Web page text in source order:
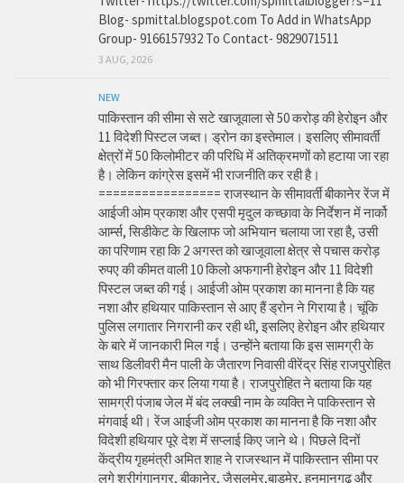
Blog- spmittal.blogspot.com To Add in WhatsApp
Group- 9166157932 To Contact- 9829071511
3 AUG, 2026
NEW
पाकिस्तान की सीमा से सटे खाजूवाला से 50 करोड़ की हेरोइन और
11 विदेशी पिस्टल जब्त। ड्रोन का इस्तेमाल। इसलिए सीमावर्ती
क्षेत्रों में 50 किलोमीटर की परिधि में अतिक्रमणों को हटाया जा रहा
है। लेकिन कांग्रेस इसमें भी राजनीति कर रही है।
================= राजस्थान के सीमावर्ती बीकानेर रेंज में
आईजी ओम प्रकाश और एसपी मृदुल कच्छावा के निर्देशन में नार्को
आर्म्स, सिडीकेट के खिलाफ जो अभियान चलाया जा रहा है, उसी
का परिणाम रहा कि 2 अगस्त को खाजूवाला क्षेत्र से पचास करोड़
रुपए की कीमत वाली 10 किलो अफगानी हेरोइन और 11 विदेशी
पिस्टल जब्त की गई। आईजी ओम प्रकाश का मानना है कि यह
नशा और हथियार पाकिस्तान से आए हैं ड्रोन ने गिराया है। चूंकि
पुलिस लगातार निगरानी कर रही थी, इसलिए हेरोइन और हथियार
के बारे में जानकारी मिल गई। उन्होंने बताया कि इस सामग्री के
साथ डिलीवरी मैन पाली के जैतारण निवासी वीरेंद्र सिंह राजपुरोहित
को भी गिरफ्तार कर लिया गया है। राजपुरोहित ने बताया कि यह
सामग्री पंजाब जेल में बंद लक्खी नाम के व्यक्ति ने पाकिस्तान से
मंगवाई थी। रेंज आईजी ओम प्रकाश का मानना है कि नशा और
विदेशी हथियार पूरे देश में सप्लाई किए जाने थे। पिछले दिनों
केंद्रीय गृहमंत्री अमित शाह ने राजस्थान में पाकिस्तान सीमा पर
लगे श्रीगंगानगर, बीकानेर, जैसलमेर,बाड़मेर, हनुमानगढ़ और